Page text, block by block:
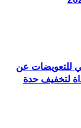
للتعويضات عن
لتخفيف حدة